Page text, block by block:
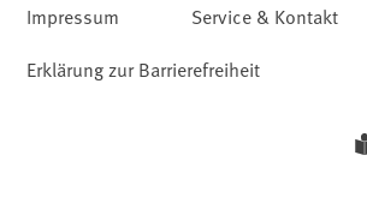
Impressum Service & Kontakt
Erklärung zur Barrierefreiheit